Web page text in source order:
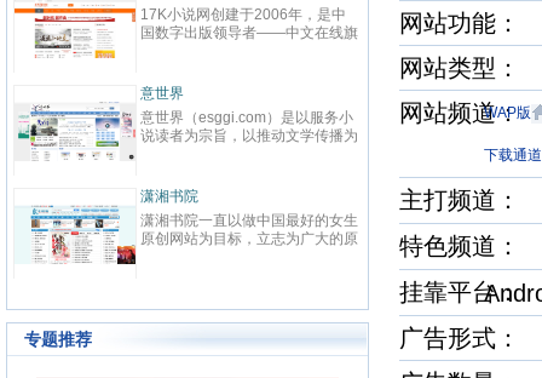
17K小说网创建于2006年，是中
国数字出版领导者——中文在线旗
代码：300364）2000年成立于清
华大学，为中国数字出版的开创者
之一，也是全球最大的中文数字出
版机构之一，于2015年1月21日
力于成为全球领先的中文数字出版
机构。作为旗下网站，17K小说网
以“让每个人都享受创作的乐趣”为
使命，以“成就与共赢”为价值观，
500余家，日均访问量3000W。
意世界
意世界（esggi.com）是以服务小
说读者为宗旨，以推动文学传播为
小说和网站建造对外的展示窗口，
而诞生的新模式垂直综合平台。严
选优质和潜力小说网站，用全面及
时、见地独到的资讯信息，贴合需
潇湘书院
潇湘书院一直以做中国最好的女生
原创网站为目标，立志为广大的原
成为女性原创作者群体以及读者群
专题推荐
网站功能：
网站类型：
网站频道
WAP版
下载通
主打频道
特色频道
挂靠平台
广告形式